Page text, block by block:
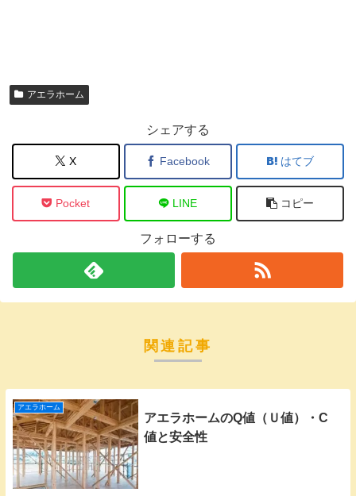
アエラホーム
シェアする
X Facebook はてブ
Pocket LINE コピー
フォローする
関連記事
アエラホーム
アエラホームのQ値（Ｕ値）・C
値と安全性